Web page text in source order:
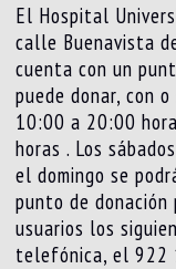
El Hospital
calle Buenavista
cuenta con un
puede donar, con
10:00 a 20:00
horas . Los
el domingo se
punto de
usuarios los
telefónica, el 922